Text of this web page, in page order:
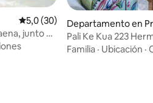
Calificación promedio: 5,0 de 5.
5,0 (30)
junto a
Departamento en
Pali Ke Kua 223
a Bali Hai
Familia · Ubicación ·